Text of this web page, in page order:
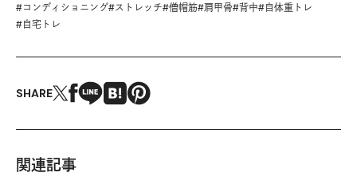
#コンディショニング#ストレッチ#僧帽筋#肩甲骨#背中#自体重トレ
#自宅トレ
SHARE
関連記事